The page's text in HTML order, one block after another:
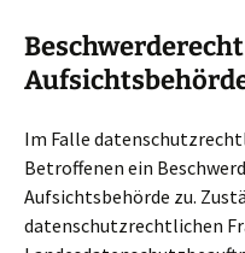
Im Falle
Betroffenen ein
Aufsichtsbehörde zu.
datenschutzrechtlichen